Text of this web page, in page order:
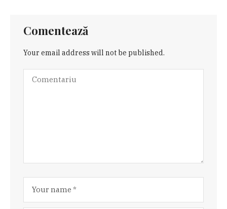
Comentează
Your email address will not be published.